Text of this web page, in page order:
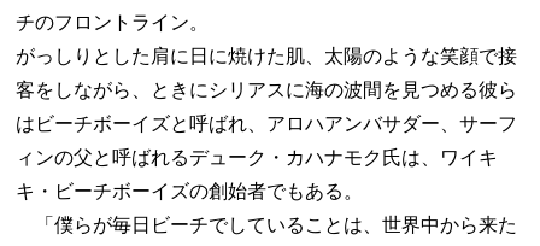
チのフロントライン。
がっしりとした肩に日に焼けた肌、太陽のような笑顔で接
客をしながら、ときにシリアスに海の波間を見つめる彼ら
はビーチボーイズと呼ばれ、アロハアンバサダー、サーフ
ィンの父と呼ばれるデューク・カハナモク氏は、ワイキ
キ・ビーチボーイズの創始者でもある。
「僕らが毎日ビーチでしていることは、世界中から来た